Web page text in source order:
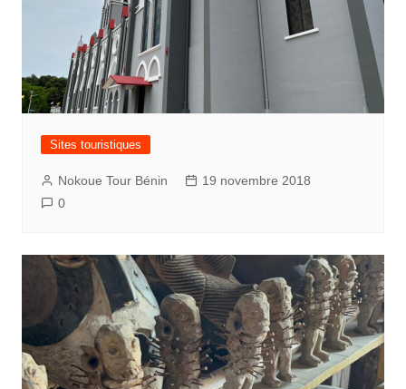
Sites touristiques
Nokoue Tour Bénin
19 novembre 2018
0